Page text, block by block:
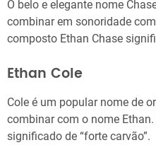
O belo e elegante nome
combinar em sonoridade
composto Ethan Chase
Ethan Cole
Cole é um popular nome de
combinar com o nome
significado de “forte carvão”.